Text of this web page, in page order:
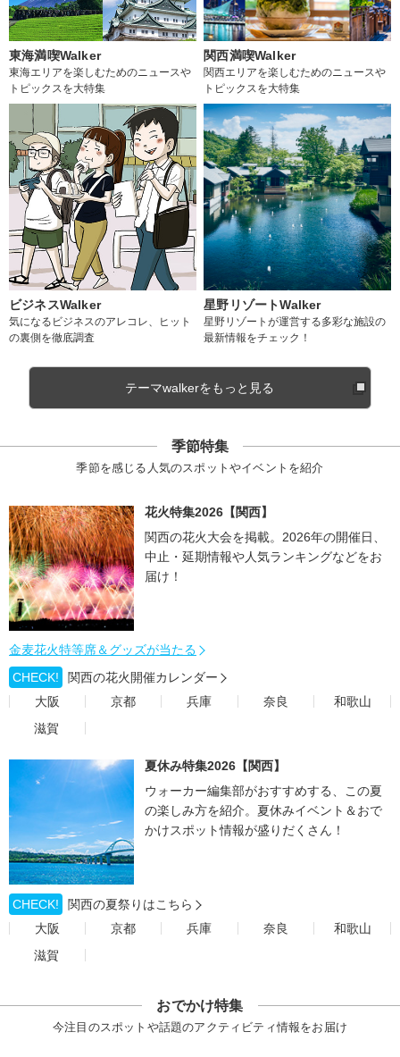
東海満喫Walker
東海エリアを楽しむためのニュースや
トピックスを大特集
関西満喫Walker
関西エリアを楽しむためのニュースや
トピックスを大特集
ビジネスWalker
気になるビジネスのアレコレ、ヒット
の裏側を徹底調査
星野リゾートWalker
星野リゾートが運営する多彩な施設の
最新情報をチェック！
テーマwalkerをもっと見る
季節特集
季節を感じる人気のスポットやイベントを紹介
花火特集2026【関西】
関西の花火大会を掲載。2026年の開催日、
中止・延期情報や人気ランキングなどをお
届け！
金麦花火特等席＆グッズが当たる
CHECK!
関西の花火開催カレンダー
大阪
京都 兵庫 奈良
和歌山
滋賀
夏休み特集2026【関西】
ウォーカー編集部がおすすめする、この夏
の楽しみ方を紹介。夏休みイベント＆おで
かけスポット情報が盛りだくさん！
CHECK!
関西の夏祭りはこちら
大阪
京都 兵庫 奈良
和歌山
滋賀
おでかけ特集
今注目のスポットや話題のアクティビティ情報をお届け